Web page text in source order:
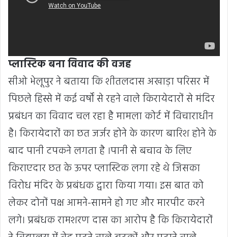
प्लास्टिक बना विवाद की वजह
सीओ भेलूपुर ने बताया कि शीतलदास अखाड़ा परिसर में
पिछले हिस्से में कई वर्षों से रहने वाले किरायेदारों से मंदिर
प्रबंधन का विवाद चल रहा है मामला कोर्ट में विचाराधीन
है। किरायेदारों का छत जर्जर होने के कारण बारिश होने के
बाद पानी टपकने लगता है ।पानी से बचाव के लिए
किराएदार छत के ऊपर प्लास्टिक लगा रहे थे जिसका
विरोध मंदिर के प्रबंधक द्वारा किया गया। इस बात को
लेकर दोनों पक्ष आमने-सामने हो गए और मारपीट करने
लगे। प्रबंधक रामशरण दास का आरोप है कि किरायेदारों